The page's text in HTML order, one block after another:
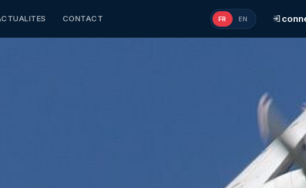
CONTACT FR EN